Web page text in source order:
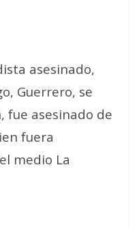
asesinado,
Guerrero, se
fue asesinado de
fuera
medio La